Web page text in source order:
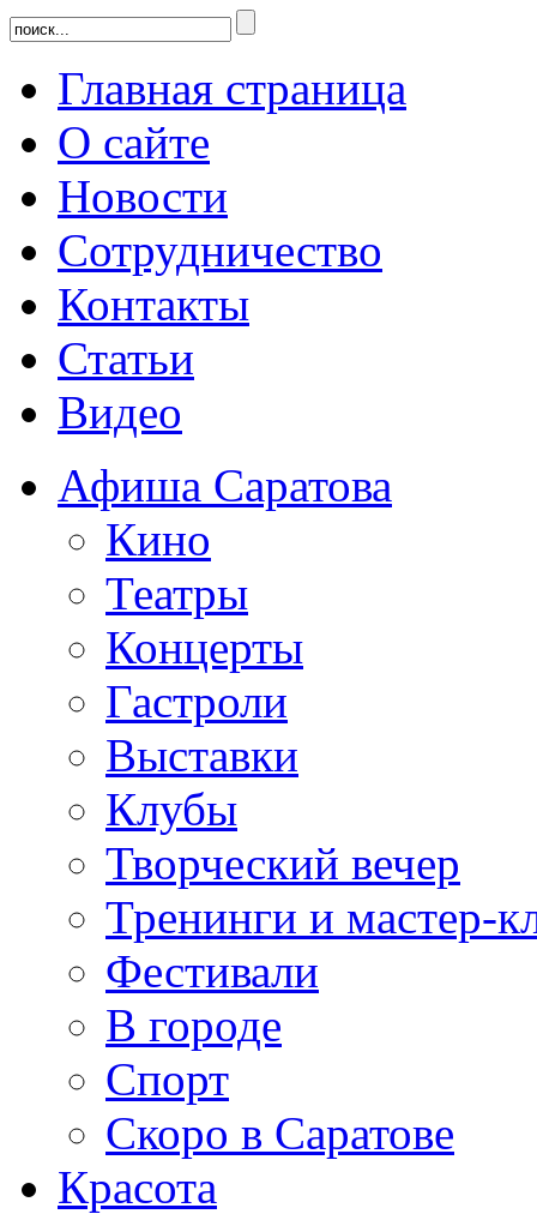
Главная страница
О сайте
Новости
Сотрудничество
Контакты
Статьи
Видео
Афиша Саратова
Кино
Театры
Концерты
Гастроли
Выставки
Клубы
Творческий вечер
Тренинги и мастер-
Фестивали
В городе
Спорт
Скоро в Саратове
Красота